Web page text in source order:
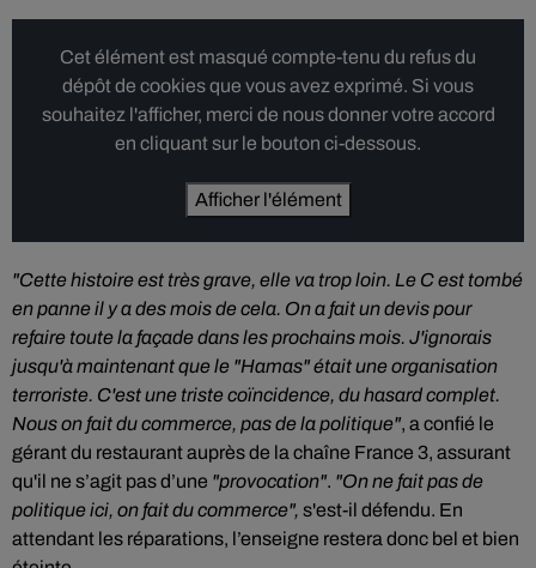
Cet élément est masqué compte-tenu du refus du
dépôt de cookies que vous avez exprimé. Si vous
souhaitez l'afficher, merci de nous donner votre accord
en cliquant sur le bouton ci-dessous.
Afficher l'élément
"Cette histoire est très grave, elle va trop loin. Le C est tombé
en panne il y a des mois de cela. On a fait un devis pour
refaire toute la façade dans les prochains mois. J'ignorais
jusqu'à maintenant que le "Hamas" était une organisation
terroriste. C'est une triste coïncidence, du hasard complet.
Nous on fait du commerce, pas de la politique", a confié le
gérant du restaurant auprès de la chaîne France 3, assurant
qu'il ne s’agit pas d’une "provocation". "On ne fait pas de
politique ici, on fait du commerce", s'est-il défendu. En
attendant les réparations, l’enseigne restera donc bel et bien